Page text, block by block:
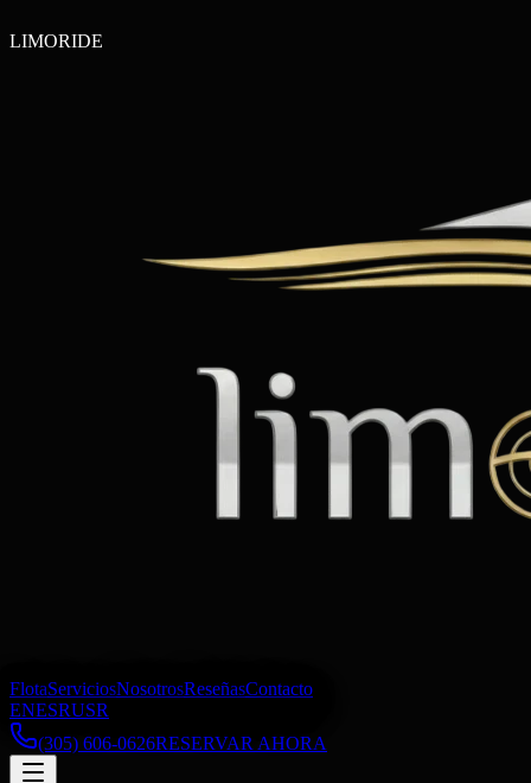
LIMORIDE
FlotaServiciosNosotrosReseñasContacto
ENESRUSR
(305) 606-0626RESERVAR AHORA